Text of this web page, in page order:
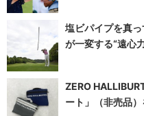
塩ビパイプを真
が一変する“遠心
ZERO
ート」（非売品）